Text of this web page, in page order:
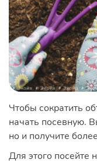
Чтобы сократить
начать посевную.
но и получите
Для этого посейте